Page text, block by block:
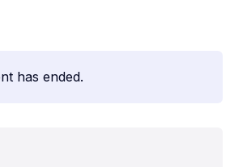
has ended.